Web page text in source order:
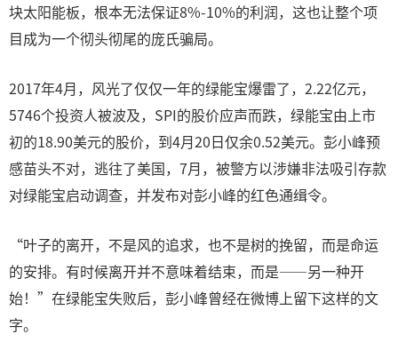
块太阳能板，根本无法保证8%-10%的利润，这也让整个项
目成为一个彻头彻尾的庞氏骗局。
2017年4月，风光了仅仅一年的绿能宝爆雷了，2.22亿元，
5746个投资人被波及，SPI的股价应声而跌，绿能宝由上市
初的18.90美元的股价，到4月20日仅余0.52美元。彭小峰预
感苗头不对，逃往了美国，7月，被警方以涉嫌非法吸引存款
对绿能宝启动调查，并发布对彭小峰的红色通缉令。
“叶子的离开，不是风的追求，也不是树的挽留，而是命运
的安排。有时候离开并不意味着结束，而是——另一种开
始！”在绿能宝失败后，彭小峰曾经在微博上留下这样的文
字。